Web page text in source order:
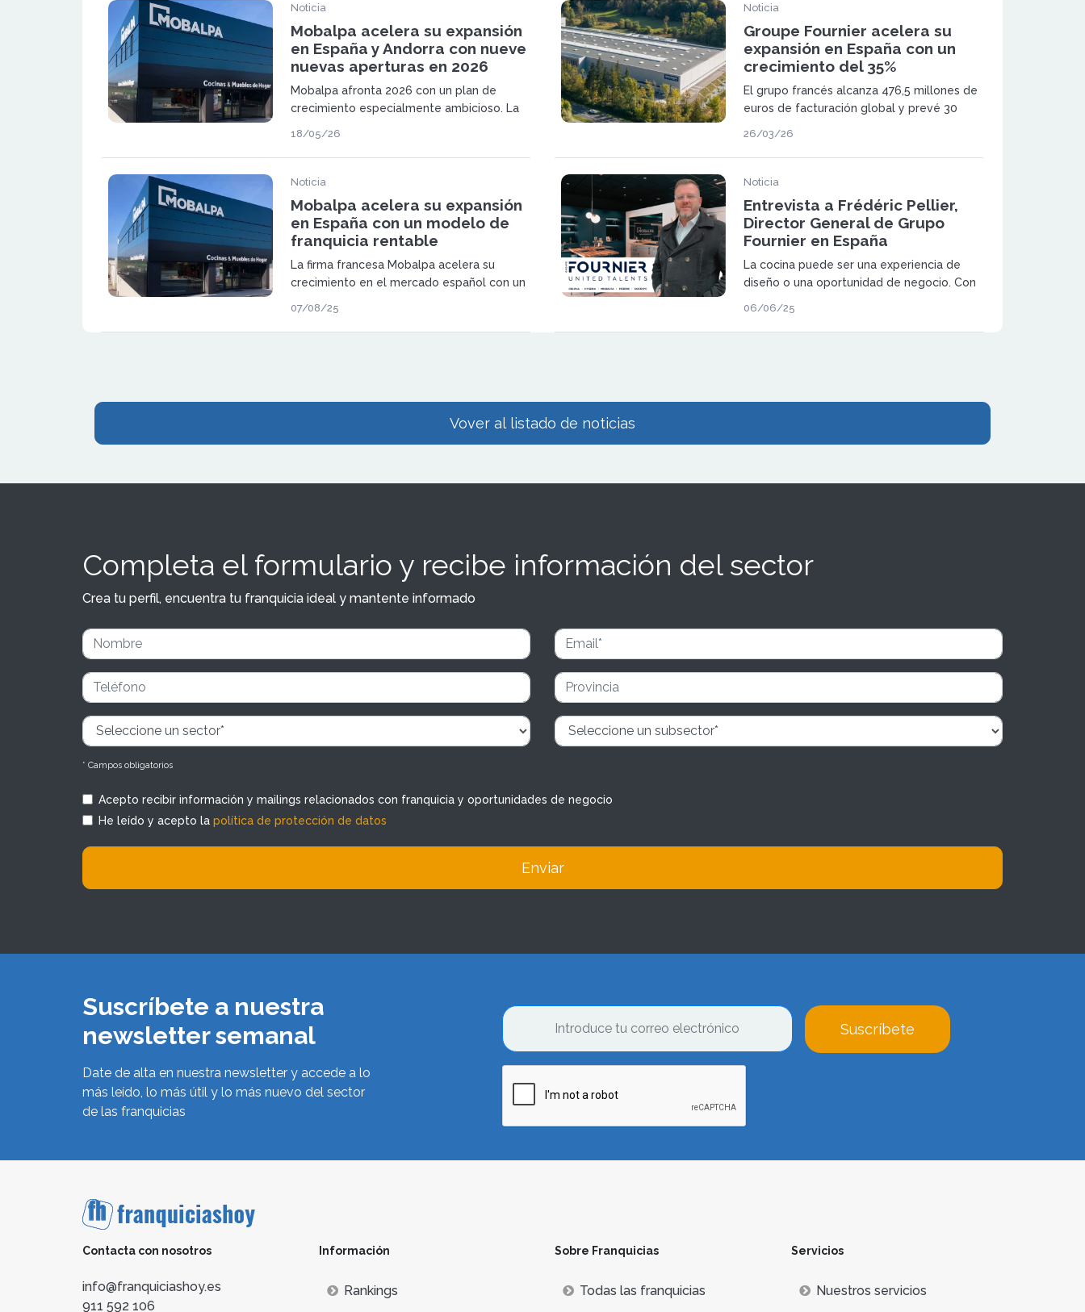
Noticia
Mobalpa acelera su expansión
en España y Andorra con nueve
nuevas aperturas en 2026
Mobalpa afronta 2026 con un plan de
crecimiento especialmente ambicioso. La
muebles a medida, ampliará su presencia
en España y dará el salto a Andorra con
nueve nuevas aperturas en 2026.
18/05/26
Noticia
Groupe Fournier acelera su
expansión en España con un
crecimiento del 35%
El grupo francés alcanza 476,5 millones de
euros de facturación global y prevé 30
un contexto de fuerte demanda de
renovación de cocinas
26/03/26
Noticia
Mobalpa acelera su expansión
en España con un modelo de
franquicia rentable
La firma francesa Mobalpa acelera su
crecimiento en el mercado español con un
rentable y pensado para emprendedores
que buscan invertir en el sector del
07/08/25
Noticia
Entrevista a Frédéric Pellier,
Director General de Grupo
Fournier en España
La cocina puede ser una experiencia de
diseño o una oportunidad de negocio. Con
06/06/25
Vover al listado de noticias
Completa el formulario y recibe información del sector
Crea tu perfil, encuentra tu franquicia ideal y mantente informado
* Campos obligatorios
Acepto recibir información y mailings relacionados con franquicia y oportunidades de negocio
He leído y acepto la política de protección de datos
Enviar
Suscríbete a nuestra
newsletter semanal
Date de alta en nuestra newsletter y accede a lo
más leído, lo más útil y lo más nuevo del sector
de las franquicias
Suscríbete
Contacta con nosotros
info@franquiciashoy.es
911 592 106
Información
Rankings
Sobre Franquicias
Todas las franquicias
Servicios
Nuestros servicios